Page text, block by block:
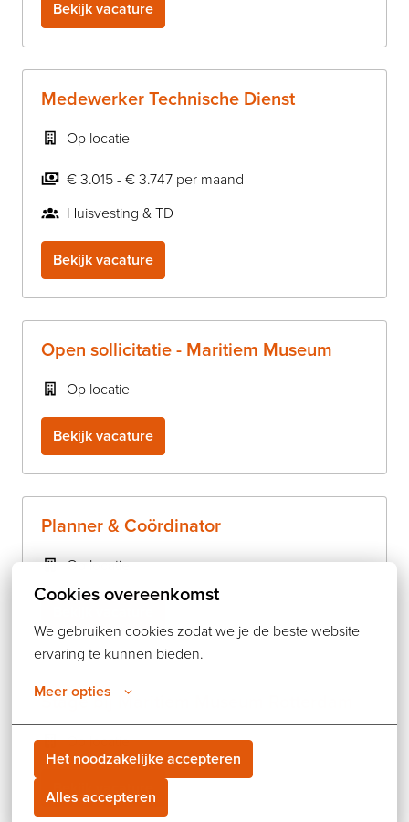
Cookies overeenkomst
We gebruiken cookies zodat we je de beste website
ervaring te kunnen bieden.
Meer opties
Het noodzakelijke accepteren
Alles accepteren
Bekijk vacature
Medewerker Technische Dienst
Op locatie
€ 3.015 - € 3.747 per maand
Huisvesting & TD
Bekijk vacature
Open sollicitatie - Maritiem Museum
Op locatie
Bekijk vacature
Planner & Coördinator
Op locatie
Stage bij Maritiem Museum Rotterdam
Op locatie
Bekijk vacature